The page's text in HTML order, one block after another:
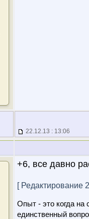
22.12.13 : 13:06
+6, все давно
[ Редактирование
Опыт - это когда на
единственный